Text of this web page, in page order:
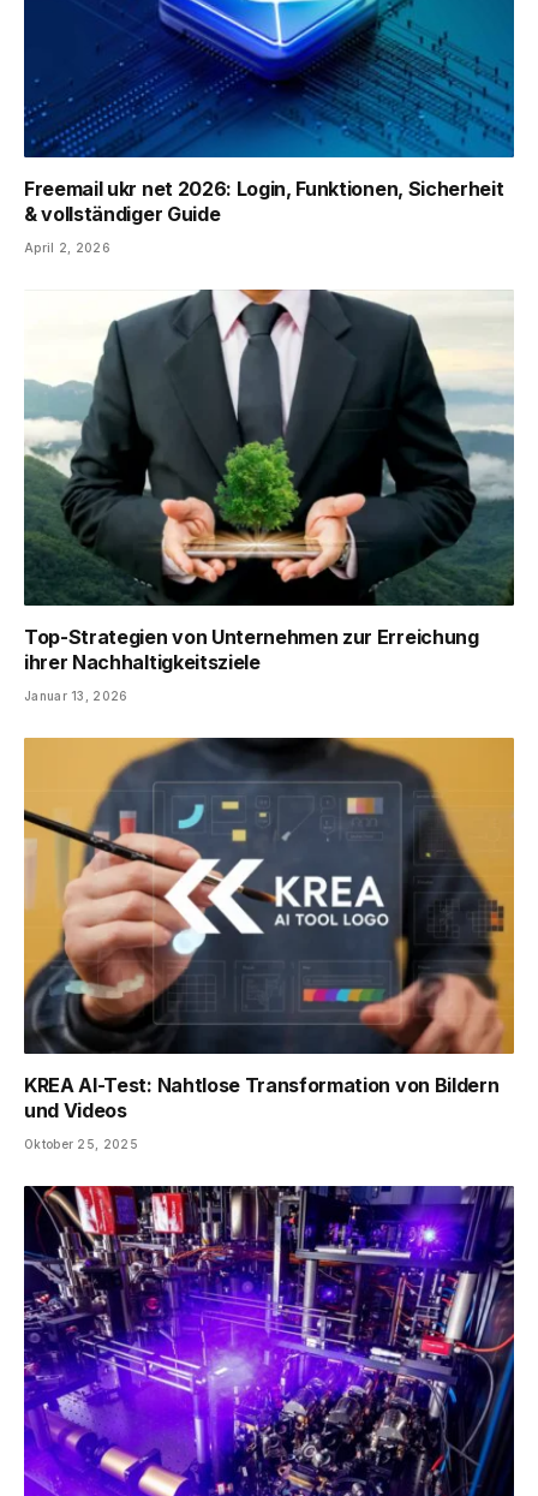
Freemail ukr net 2026: Login, Funktionen, Sicherheit
& vollständiger Guide
April 2, 2026
Top-Strategien von Unternehmen zur Erreichung
ihrer Nachhaltigkeitsziele
Januar 13, 2026
KREA AI-Test: Nahtlose Transformation von Bildern
und Videos
Oktober 25, 2025